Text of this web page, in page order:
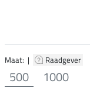
Maat: | Raadgever
500 1000